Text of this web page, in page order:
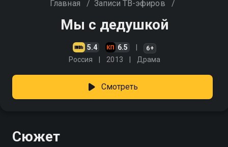
Главная / Записи ТВ-эфиров /
Мы с дедушкой
5.4 6.5 6+
Россия 2013 Драма
Смотреть
Сюжет